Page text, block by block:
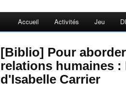
Accueil Activités Jeu
[Biblio] Pour aborder les tensions dans les
relations humaines :
d'Isabelle Carrier